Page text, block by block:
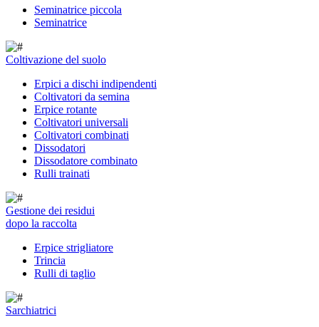
Seminatrice piccola
Seminatrice
Coltivazione del suolo
Erpici a dischi indipendenti
Coltivatori da semina
Erpice rotante
Coltivatori universali
Coltivatori combinati
Dissodatori
Dissodatore combinato
Rulli trainati
Gestione dei residui
dopo la raccolta
Erpice strigliatore
Trincia
Rulli di taglio
Sarchiatrici